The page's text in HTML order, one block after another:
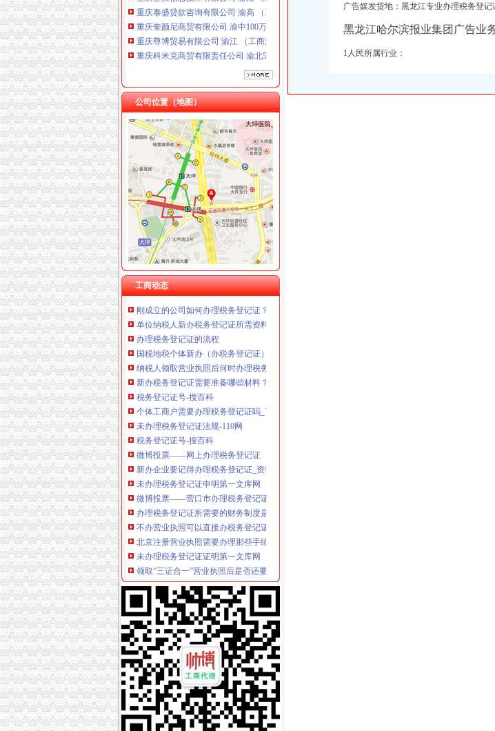
重庆奎颜尼商贸有限公司 渝中100万 （工商注册）
重庆尊博贸易有限公司 渝江 （工商注册）
重庆科米克商贸有限责任公司 渝北50万 （工商注册）
重庆瑾崇进出口贸易有限公司 渝中100万 （进出口权）
重庆斯帕索商贸有限公司 渝中500万 （进出口权）
重庆德谋生产力促进中心有限公司 渝大10万 （工商注册）
成都国科海博信息技术股份有限公司重庆分公司 渝江 （工商注册）
公司位置（地图）
工商动态
磁器口办税务登记证
北京办理注册有限公司流程
【办理组织机构代码证、办理税务登记证】-朝大望路易登网
个体户有营业执照,怎么办理税务登记证-生活杂谈-得意生活-武汉生
合肥哪里办税务登记证？-问答-合肥合肥房多多
办理税务登记证代码证北京海淀上地-北京58同城
税务登记证-搜百科
税务机关办理税务登记证
刚成立的公司如何办理税务登记证？_中华会计网校
单位纳税人新办税务登记证所需资料_中华会计网校
办理税务登记证的流程
国税地税个体新办（办税务登记证）免费
纳税人领取营业执照后何时办理税务登记证-法律快车税法
新办税务登记证需要准备哪些材料？_找法网（Findlaw.cn）
税务登记证号-搜百科
个体工商户需要办理税务登记证吗_百度知道
未办理税务登记证法规-110网
税务登记证号-搜百科
微博投票——网上办理税务登记证
新办企业要记得办理税务登记证_资讯频道_凤凰网
未办理税务登记证申明第一文库网
微博投票——营口市办理税务登记证
办理税务登记证所需要的财务制度是什么
不办营业执照可以直接办税务登记证吗_精选律师解答—华律网
北京注册营业执照需要办理那些手续
未办理税务登记证证明第一文库网
领取“三证合一”营业执照后是否还要办税务登记证_搜狐理财_搜狐网
个体工商户仍须办理税务登记证_网易新闻
新办企业申请一般纳税人需要具备什么条件？
税务机关办理税务登记证
办理税务登记证_中国萍乡
工商税务局指定办理税务登记证遗失声明
实行“两证整合”后无需再办税务登记证-税务频道-和讯网
个人合伙企业办理税务登记证流程_找法网（Findlaw.cn）
黔江办理税务登记证-重庆爱问分类
新办税务登记-深圳本地宝
办理税务登记证须知_sunflower_新浪博客
营业执照和税务登记证在哪里办？-阿里巴巴生意经
广告媒发货地：黑龙江专业办理税务登
黑龙江哈尔滨报业集团广告业
1人民所属行业：